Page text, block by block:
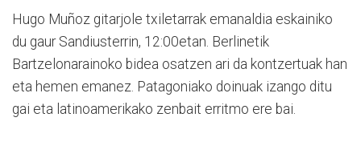
Hugo Muñoz gitarjole txiletarrak emanaldia eskainiko
du gaur Sandiusterrin, 12:00etan. Berlinetik
Bartzelonarainoko bidea osatzen ari da kontzertuak han
eta hemen emanez. Patagoniako doinuak izango ditu
gai eta latinoamerikako zenbait erritmo ere bai.